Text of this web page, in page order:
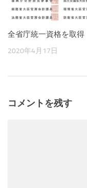
全省庁統一資格を取得
2020年4月17日
コメントを残す